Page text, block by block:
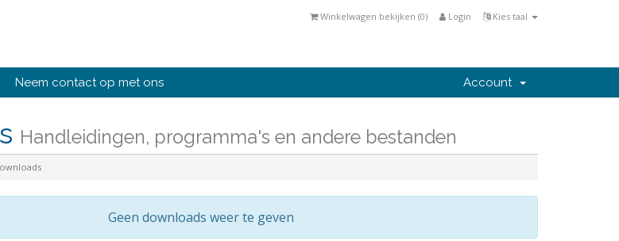
Kies taal
Login
Winkelwagen bekijken (0)
Neem contact op met ons Account
Handleidingen, programma's en andere bestanden
Geen downloads weer te geven